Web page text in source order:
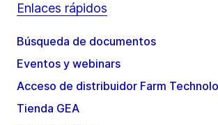
Enlaces rápidos
Búsqueda de documentos
Eventos y webinars
Acceso de distribuidor Farm
Tienda GEA